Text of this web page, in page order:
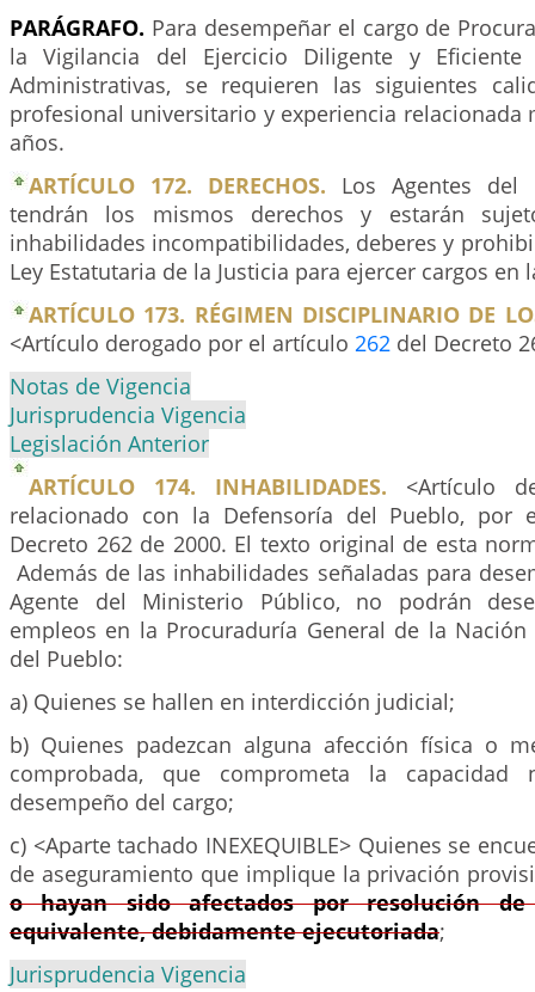
PARÁGRAFO. Para desempeñar el cargo de
la Vigilancia del Ejercicio Diligente y Eficiente
Administrativas, se requieren las siguientes
profesional universitario y experiencia relacionada
años.
ARTÍCULO 172. DERECHOS. Los Agentes del
tendrán los mismos derechos y estarán
inhabilidades incompatibilidades, deberes y
Ley Estatutaria de la Justicia para ejercer cargos en
ARTÍCULO 173. RÉGIMEN DISCIPLINARIO DE
<Artículo derogado por el artículo 262 del Decreto
Notas de Vigencia
Jurisprudencia Vigencia
Legislación Anterior
ARTÍCULO 174. INHABILIDADES. <Artículo
relacionado con la Defensoría del Pueblo,
Decreto 262 de 2000. El texto original de esta
Además de las inhabilidades señaladas para
Agente del Ministerio Público, no podrán
empleos en la Procuraduría General de la
del Pueblo:
a) Quienes se hallen en interdicción judicial;
b) Quienes padezcan alguna afección física o
comprobada, que comprometa la capacidad
desempeño del cargo;
c) <Aparte tachado INEXEQUIBLE> Quienes se
de aseguramiento que implique la privación
o hayan sido afectados por resolución
equivalente, debidamente ejecutoriada;
Jurisprudencia Vigencia